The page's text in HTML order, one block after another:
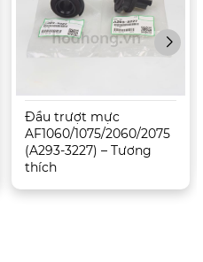
Đầu trượt mực
AF1060/1075/2060/2075
(A293-3227) – Tương
thích